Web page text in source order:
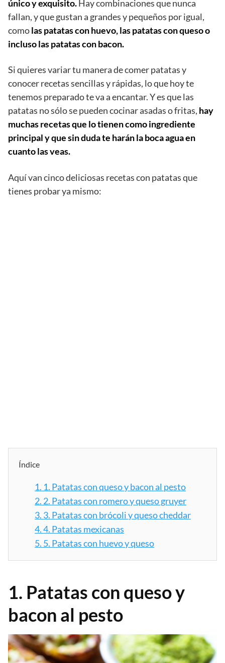
único y exquisito. Hay combinaciones que nunca
fallan, y que gustan a grandes y pequeños por igual,
comolas patatas con huevo, las patatas con queso o
incluso las patatas con bacon.
Si quieres variar tu manera de comer patatas y
conocer recetas sencillas y rápidas, lo que hoy te
tenemos preparado te va a encantar. Y es que las
patatas no sólo se pueden cocinar asadas o fritas, hay
muchas recetas que lo tienen como ingrediente
principal y que sin duda te harán la boca agua en
cuanto las veas.
Aquí van cinco deliciosas recetas con patatas que
tienes probar ya mismo:
Índice
1. 1. Patatas con queso y bacon al pesto
2. 2. Patatas con romero y queso gruyer
3. 3. Patatas con brócoli y queso cheddar
4.4. Patatas mexicanas
5. 5. Patatas con huevo y queso
1. Patatas con queso y
bacon al pesto